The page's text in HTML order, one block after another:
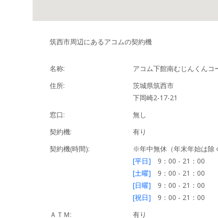
筑西市周辺にあるアコムの契約機
名称:
アコム下館南むじんくんコ
住所:
茨城県筑西市
下岡崎2-17-21
窓口:
無し
契約機:
有り
契約機(時間):
※年中無休（年末年始は除
[平日] 9：00 - 21：00
[土曜] 9：00 - 21：00
[日曜] 9：00 - 21：00
[祝日] 9：00 - 21：00
ＡＴＭ:
有り